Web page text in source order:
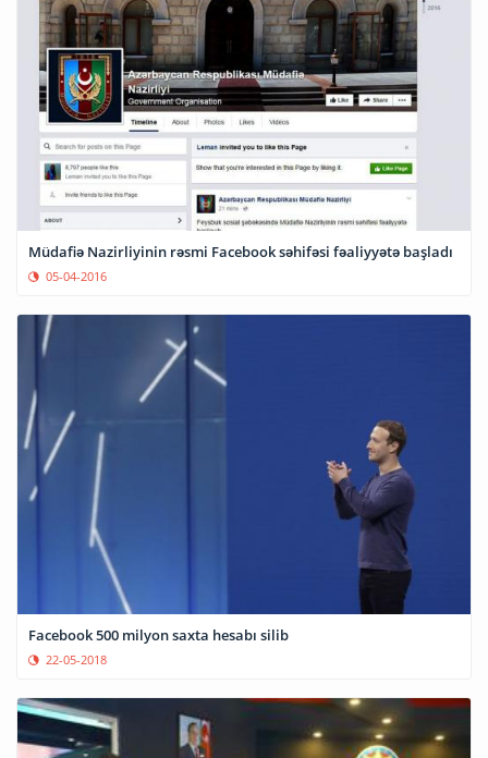
Müdafiə Nazirliyinin rəsmi Facebook səhifəsi fəaliyyətə başladı
05-04-2016
Facebook 500 milyon saxta hesabı silib
22-05-2018